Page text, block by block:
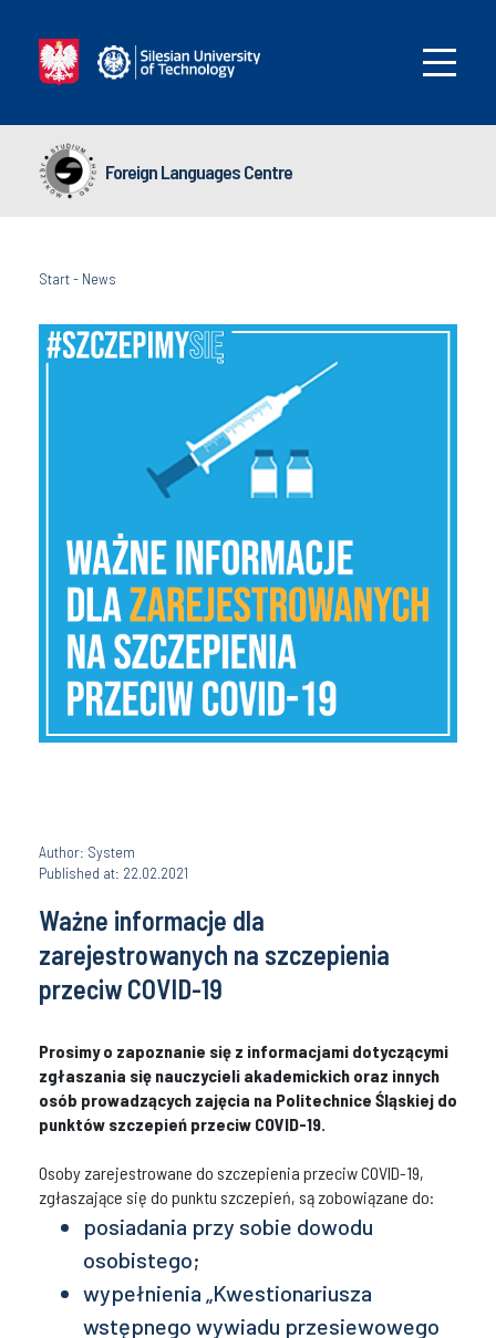
Foreign Languages Centre
Start- News
Author: System
Published at: 22.02.2021
Ważne informacje dla
zarejestrowanych na szczepienia
przeciw COVID-19
Prosimy o zapoznanie się z informacjami dotyczącymi
zgłaszania się nauczycieli akademickich oraz innych
osób prowadzących zajęcia na Politechnice Śląskiej do
punktów szczepień przeciw COVID-19.
Osoby zarejestrowane do szczepienia przeciw COVID-19,
zgłaszające się do punktu szczepień, są zobowiązane do:
posiadania przy sobie dowodu
osobistego;
wypełnienia „Kwestionariusza
wstępnego wywiadu przesiewowego